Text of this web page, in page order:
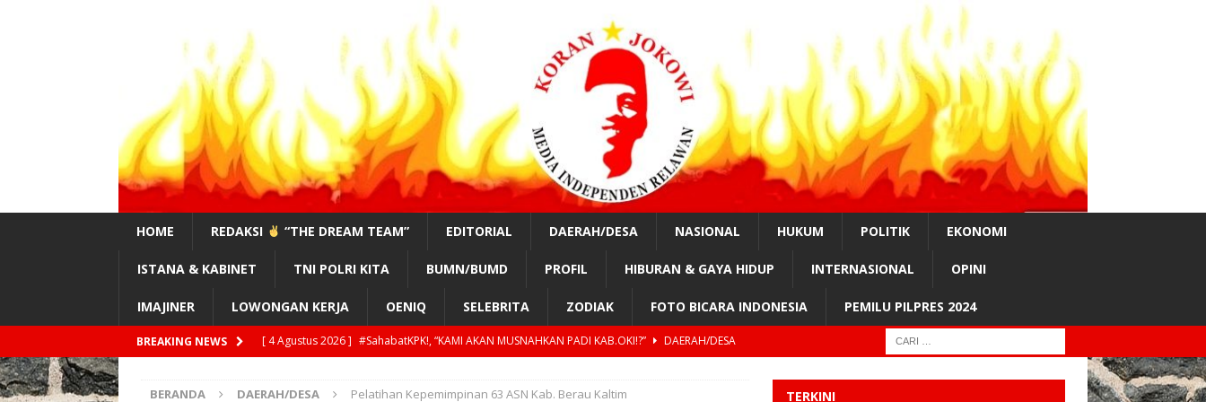
HOME REDAKSI “THE DREAM TEAM” EDITORIAL DAERAH/DESA NASIONAL HUKUM POLITIK EKONOMI
ISTANA & KABINET TNI POLRI KITA BUMN/BUMD PROFIL HIBURAN & GAYA HIDUP INTERNASIONAL OPINI
IMAJINER LOWONGAN KERJA OENIQ SELEBRITA ZODIAK FOTO BICARA INDONESIA PEMILU PILPRES 2024
BREAKING NEWS [ 4 Agustus 2026 ] Feri Manurung, #SahabatKPK!,” OPUNG BADAK AKAN PIMPIN KOTA MEDAN
BERANDA DAERAH/DESA Pelatihan Kepemimpinan 63 ASN Kab. Berau Kaltim TERKINI